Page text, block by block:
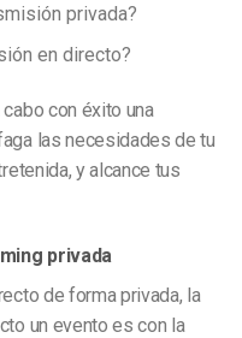
privada?
en directo?
con éxito una
las necesidades de tu
y alcance tus
privada
de forma privada, la
un evento es con la